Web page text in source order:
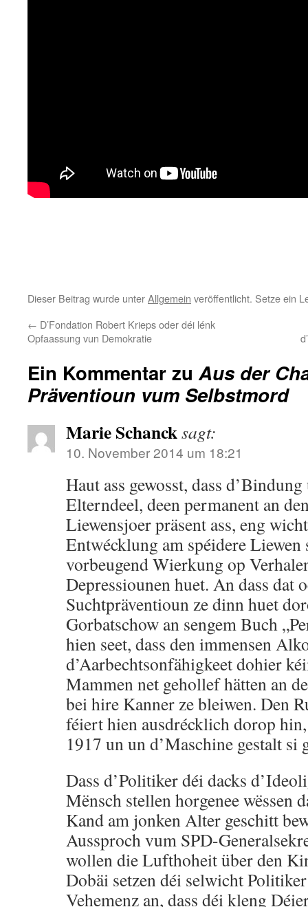
Dieser Beitrag wurde unterAllgemein veröffentlicht. Setze ein
← D’Fondation Robert Krieps oder déi lénk
Opfaassung vun Demokratie
Ein Kommentar zuAus der
Präventioun vum Selbstmord
Marie Schancksagt:
10. November 2014 um 18:21
Haut ass gewosst, dass
Elterndeel, deen permanent an
Liewensjoer präsent ass, eng
Entwécklung am spéidere
vorbeugend Wierkung op
Depressiounen huet. An dass dat
Suchtpräventioun ze dinn huet
Gorbatschow an sengem Buch
hien seet, dass den immensen
d’Aarbechtsonfähigkeet dohier
Mammen net gehollef hätten an
bei hire Kanner ze bleiwen. Den
féiert hien ausdrécklich dorop
1917 un un d’Maschine gestalt si
Dass d’Politiker déi dacks
Mënsch stellen horgenee wëssen
Kand am jonken Alter geschitt
Aussproch vum SPD-
wollen die Lufthoheit über den
Dobäi setzen déi selwicht
Vehemenz an, dass déi kleng